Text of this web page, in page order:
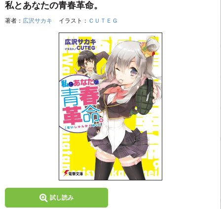
私とあなたの青春革命。
著者： 広沢サカキ イラスト： ＣＵＴＥＧ
試し読み